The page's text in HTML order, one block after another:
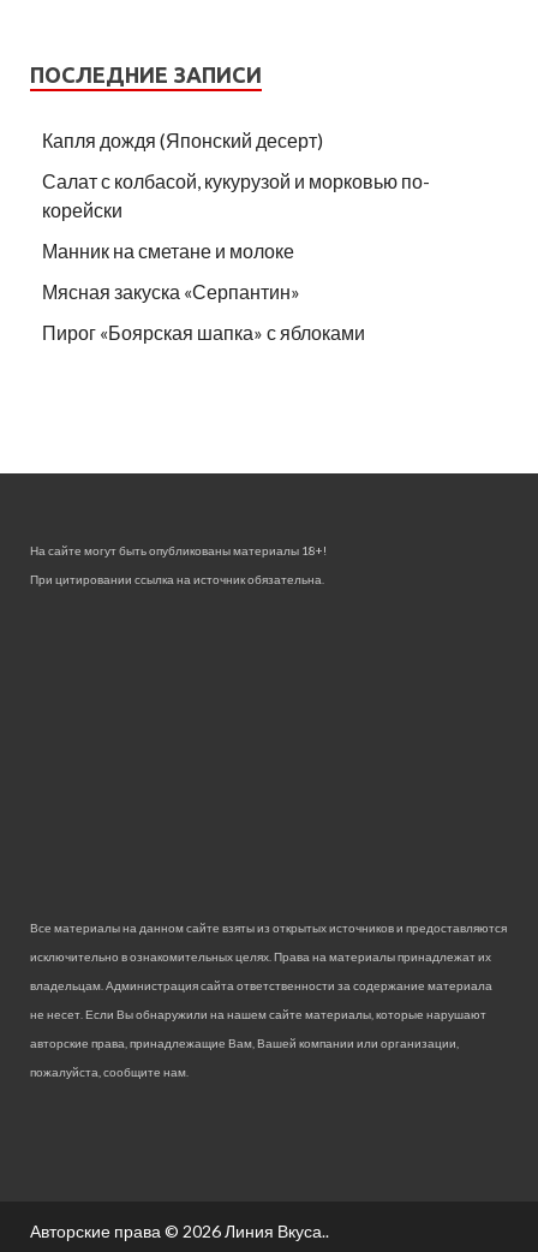
ПОСЛЕДНИЕ ЗАПИСИ
Капля дождя (Японский десерт)
Салат с колбасой, кукурузой и морковью по-
корейски
Манник на сметане и молоке
Мясная закуска «Серпантин»
Пирог «Боярская шапка» с яблоками
На сайте могут быть опубликованы материалы 18+!
При цитировании ссылка на источник обязательна.
Все материалы на данном сайте взяты из открытых источников и предоставляются
исключительно в ознакомительных целях. Права на материалы принадлежат их
владельцам. Администрация сайта ответственности за содержание материала
не несет. Если Вы обнаружили на нашем сайте материалы, которые нарушают
авторские права, принадлежащие Вам, Вашей компании или организации,
пожалуйста, сообщите нам.
Авторские права © 2026Линия Вкуса..